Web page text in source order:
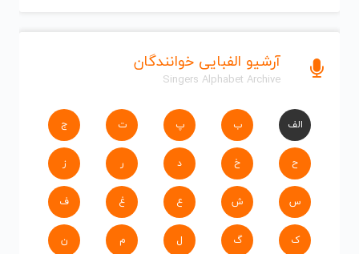
آرشیو الفبایی خوانندگان
Singers Alphabet Archive
الف ب پ ت ج
ح خ د ر ز
س ش ع غ ف
ک گ ل م ن